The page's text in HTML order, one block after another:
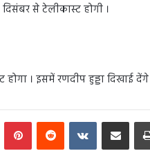
से टेलीकास्ट होगी ।
। इसमें रणदीप हुड्डा दिखाई देंगे
PinterestReddit VKontakteShare via Email